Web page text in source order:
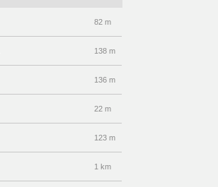
82 m
138 m
136 m
22 m
123 m
1 km